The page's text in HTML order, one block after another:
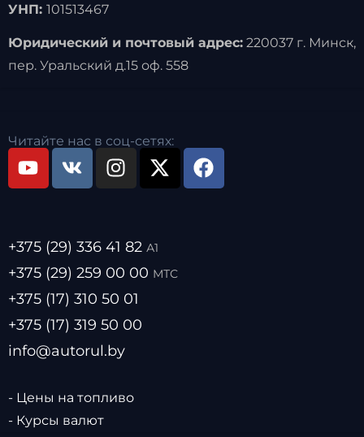
УНП: 101513467
Юридический и почтовый адрес:220037 г. Минск,
пер. Уральский д.15 оф. 558
Читайте нас в соц-сетях:
+375 (29) 336 41 82 А1
+375 (29) 259 00 00 МТС
+375 (17) 310 50 01
+375 (17) 319 50 00
info@autorul.by
- Цены на топливо
- Курсы валют